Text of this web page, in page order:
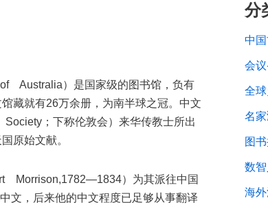
Australia）是国家级的图书馆，负有
藏就有26万余册，为南半球之冠。中文
；下称伦敦会）来华传教士所出
原始文献。
Morrison,1782—1834）为其派往中国
文，后来他的中文程度已足够从事翻译
分
中
会
全
名
图
数
海